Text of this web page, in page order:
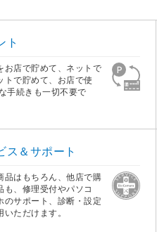
ト
お店で貯めて、ネットで
トで貯めて、お店で使
手続きも一切不要で
ス＆サポート
品はもちろん、他店で購
も、修理受付やパソコ
のサポート、診断・設定
いただけます。